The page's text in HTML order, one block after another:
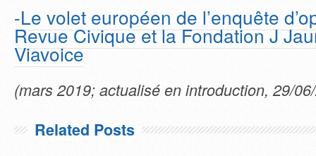
-Le volet européen de l’enquête
Revue Civique et la Fondation J
Viavoice
(mars 2019; actualisé en introduction, 29/
Related Posts